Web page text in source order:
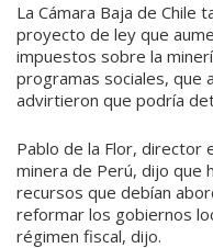
La Cámara Baja de Chile
proyecto de ley que
impuestos sobre la
programas sociales, que
advirtieron que podría
Pablo de la Flor, director
minera de Perú, dijo que
recursos que debían
reformar los gobiernos
régimen fiscal, dijo.